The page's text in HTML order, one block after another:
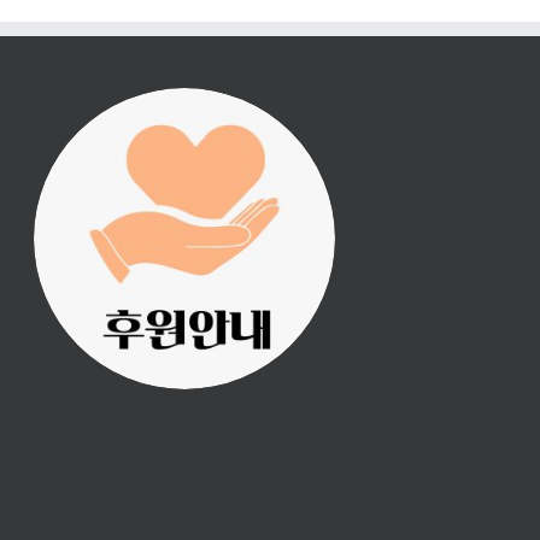
진리횃불 사역은 여러분
의 후원으로 이루어집니
다.